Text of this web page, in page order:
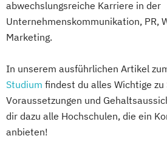
abwechslungsreiche Karriere in der
Unternehmenskommunikation, PR,
Marketing.
In unserem ausführlichen Artikel
Studium findest du alles Wichtige
Voraussetzungen und
dir dazu alle Hochschulen, die ein
anbieten!